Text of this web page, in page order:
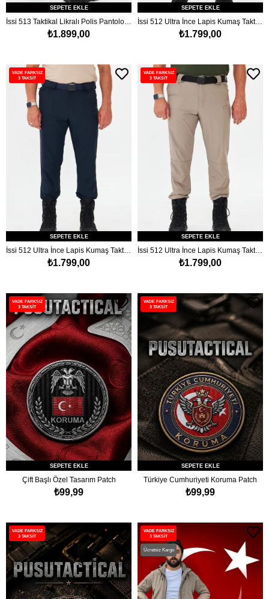
SEPETE EKLE
₺1.899,00
SEPETE EKLE
İssi 512 Ultra İnce Lapis Kumaş Taktik Pantolon Siyah
₺1.799,00
SEPETE EKLE
İssi 512 Ultra İnce Lapis Kumaş Taktik Pantolon Lacivert
₺1.799,00
VADE FARKSIZ
3 TAKSİT
SEPETE EKLE
İssi 512 Ultra İnce Lapis Kumaş Taktik Pantolon Çöl
₺1.799,00
VADE FARKSIZ
3 TAKSİT
SEPETE EKLE
Çift Başlı Özel Tasarım Patch
₺99,99
VADE FARKSIZ
3 TAKSİT
SEPETE EKLE
Türkiye Cumhuriyeti Koruma Patch
₺99,99
VADE FARKSIZ
3 TAKSİT
VADE FARKSIZ
3 TAKSİT
VADE FARKSIZ
3 TAKSİT
Ücretsiz Kargo